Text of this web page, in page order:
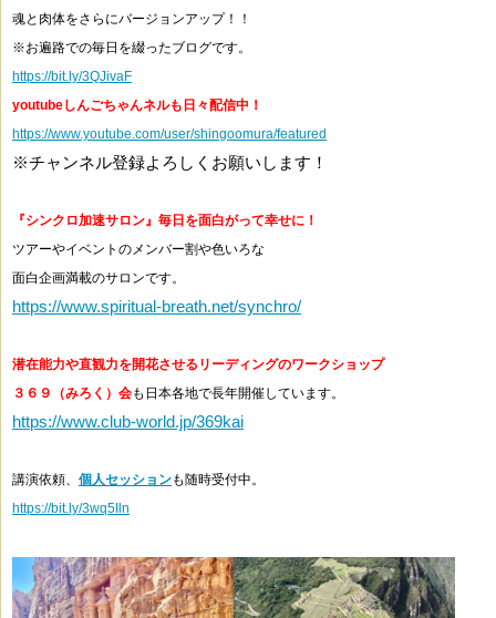
魂と肉体をさらにバージョンアップ！！
※お遍路での毎日を綴ったブログです。
https://bit.ly/3QJivaF
youtubeしんごちゃんネルも日々配信中！
https://www.youtube.com/user/shingoomura/featured
※チャンネル登録よろしくお願いします！
『シンクロ加速サロン』毎日を面白がって幸せに！
ツアーやイベントのメンバー割や色いろな
面白企画満載のサロンです。
https://www.spiritual-breath.net/synchro/
潜在能力や直観力を開花させるリーディングのワークショップ
３６９（みろく）会も日本各地で長年開催しています。
https://www.club-world.jp/369kai
講演依頼、 個人セッションも随時受付中。
https://bit.ly/3wq5Iln